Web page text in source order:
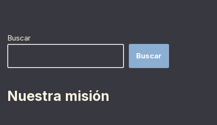
Buscar
Buscar
Nuestra misión